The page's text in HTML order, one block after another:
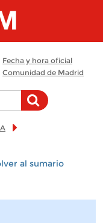
Fecha y hora oficial
Comunidad de Madrid
al sumario